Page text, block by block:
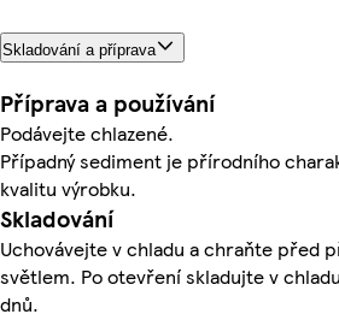
Skladování a příprava
Příprava a používání
Podávejte chlazené.
Případný sediment je přírodního
kvalitu výrobku.
Skladování
Uchovávejte v chladu a chraňte před
světlem. Po otevření skladujte v
dnů.